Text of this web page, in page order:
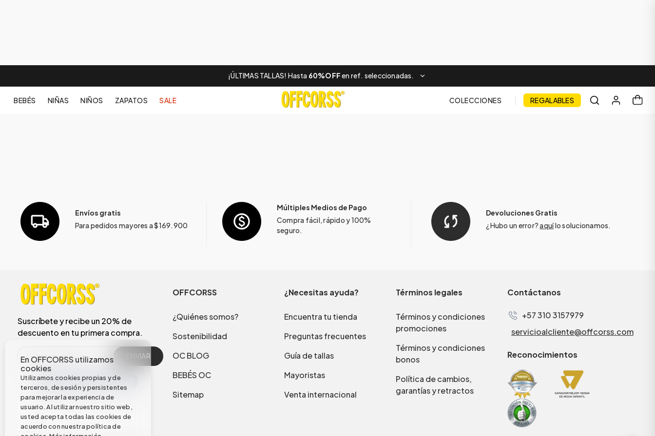
¡ÚLTIMAS TALLAS! Hasta 60%OFFen ref. seleccionadas.
BEBÉS NIÑAS NIÑOS ZAPATOS SALE COLECCIONES REGALABLES
En OFFCORSS utilizamos
cookies
Utilizamos cookies propias y de
terceros, de sesión y persistentes
para mejorar la experiencia de
usuario. Al utilizar nuestro sitio web,
usted acepta todas las cookies de
acuerdo con nuestra política de
Envíos gratis
Para pedidos mayores a $169.900
Múltiples Medios de Pago
Compra fácil, rápido y 100%
seguro.
Devoluciones Gratis
¿Hubo un error?aquílo solucionamos.
Suscríbete y recibe un 20% de
descuento en tu primera compra.
ENVIAR
OFFCORSS
¿Quiénes somos?
Sostenibilidad
OC BLOG
BEBÉS OC
Sitemap
¿Necesitas ayuda?
Encuentra tu tienda
Preguntas frecuentes
Guía de tallas
Mayoristas
Venta internacional
Términos legales
Términos y condiciones
promociones
Términos y condiciones
bonos
Política de cambios,
garantías y retractos
Contáctanos
+57 310 3157979
servicioalcliente@offcorss.com
Reconocimientos